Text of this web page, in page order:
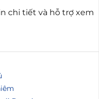
chi tiết và hỗ trợ xem